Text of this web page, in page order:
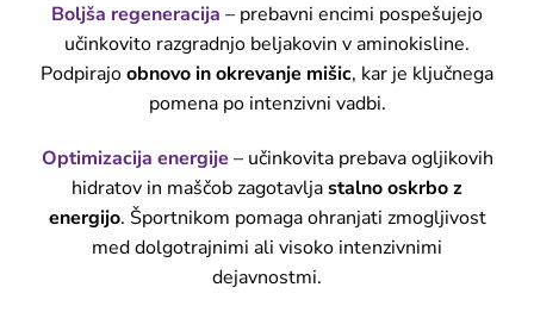
Boljša regeneracija – prebavni encimi pospešujejo
učinkovito razgradnjo beljakovin v aminokisline.
Podpirajoobnovo in okrevanje mišic, kar je ključnega
pomena po intenzivni vadbi.
Optimizacija energije – učinkovita prebava ogljikovih
hidratov in maščob zagotavljastalno oskrbo z
energijo. Športnikom pomaga ohranjati zmogljivost
med dolgotrajnimi ali visoko intenzivnimi
dejavnostmi.